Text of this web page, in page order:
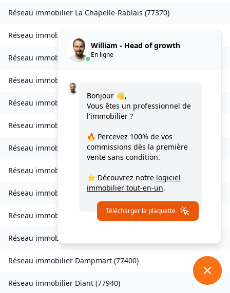
Réseau immobilier La Chapelle-Rablais (77370)
Réseau immobilier
Réseau immobilierCharmentray
Réseau immobilier
Réseau immobilier Combs-la-Ville(77380)
Réseau immobilier
Réseau immobilier Condé-Sainte-Libiaire( 77450)
Réseau immobilier
Réseau immobilier Courchamp(77560)
Réseau immobilier Crouy-sur-Ourcq(77840)
Réseau immobilier
Réseau immobilier Dampmart (77400)
Réseau immobilier Diant (77940)
William - Head of growth
En ligne
Bonjour 👋,
Vous êtes un professionnel de
l'immobilier ?
🔥 Percevez 100% de vos
commissions dès la première
vente sans condition.
⭐ Découvrez notre logiciel
immobilier tout-en-un.
Télécharger la plaquette